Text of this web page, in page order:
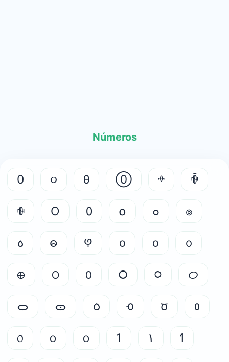
Números
0 ૦ θ ⓪ ⱚ ꅴ
ꅵ O ᠐ ໐ ๐ ๏
꧞ ဓ ꚩ ᪀ ᩅ ᪐
᪠ ꢝ ꣐ ᮰ ᳃ ᝪ
ᯆ ᯣ ᰓ ᰆ ᰗ ᱀
᥆ ᭐ ᭵ 1 ١ ߗ